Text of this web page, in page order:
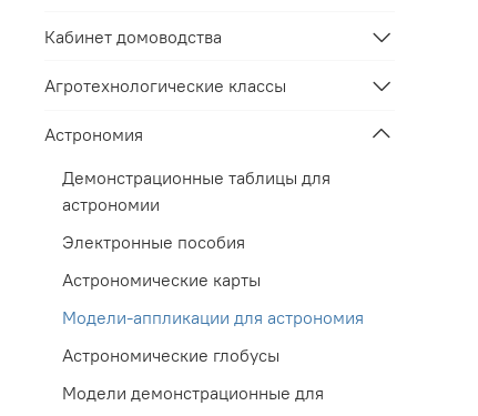
Кабинет домоводства
Агротехнологические классы
Астрономия
Демонстрационные таблицы для
астрономии
Электронные пособия
Астрономические карты
Модели-аппликации для астрономия
Астрономические глобусы
Модели демонстрационные для